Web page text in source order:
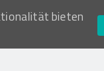
bieten